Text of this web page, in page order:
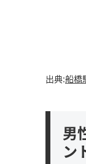
出典:船橋
男
ン